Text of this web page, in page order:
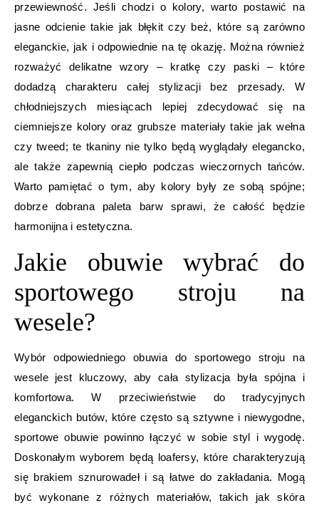
przewiewność. Jeśli chodzi o kolory, warto postawić na
jasne odcienie takie jak błękit czy beż, które są zarówno
eleganckie, jak i odpowiednie na tę okazję. Można również
rozważyć delikatne wzory – kratkę czy paski – które
dodadzą charakteru całej stylizacji bez przesady. W
chłodniejszych miesiącach lepiej zdecydować się na
ciemniejsze kolory oraz grubsze materiały takie jak wełna
czy tweed; te tkaniny nie tylko będą wyglądały elegancko,
ale także zapewnią ciepło podczas wieczornych tańców.
Warto pamiętać o tym, aby kolory były ze sobą spójne;
dobrze dobrana paleta barw sprawi, że całość będzie
harmonijna i estetyczna.
Jakie obuwie wybrać do
sportowego stroju na
wesele?
Wybór odpowiedniego obuwia do sportowego stroju na
wesele jest kluczowy, aby cała stylizacja była spójna i
komfortowa. W przeciwieństwie do tradycyjnych
eleganckich butów, które często są sztywne i niewygodne,
sportowe obuwie powinno łączyć w sobie styl i wygodę.
Doskonałym wyborem będą loafersy, które charakteryzują
się brakiem sznurowadeł i są łatwe do zakładania. Mogą
być wykonane z różnych materiałów, takich jak skóra